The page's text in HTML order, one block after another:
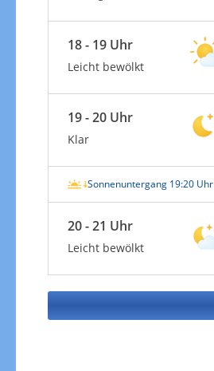
18 - 19 Uhr
Leicht bewölkt
19 - 20 Uhr
Klar
Sonnenuntergang 19:20 Uhr
20 - 21 Uhr
Leicht bewölkt